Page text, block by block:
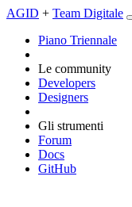
AGID + Team Digitale
Piano Triennale
Le community
Developers
Designers
Gli strumenti
Forum
Docs
GitHub